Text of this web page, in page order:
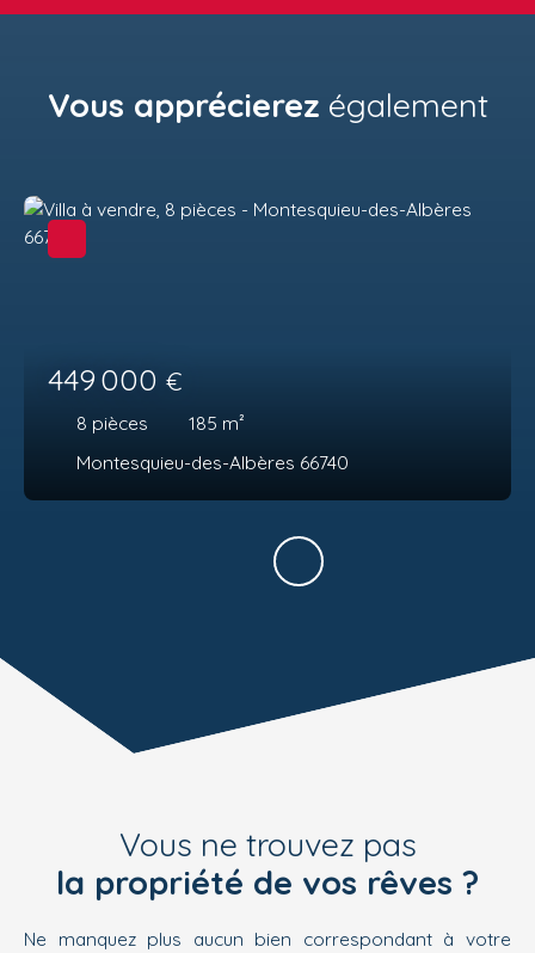
Vous apprécierez également
449 000 €
8 pièces 185 m²
Montesquieu-des-Albères 66740
Vous ne trouvez pas
la propriété de vos rêves ?
Ne manquez plus aucun bien correspondant à votre